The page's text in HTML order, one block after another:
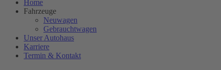
Home
Fahrzeuge
Neuwagen
Gebrauchtwagen
Unser Autohaus
Karriere
Termin & Kontakt